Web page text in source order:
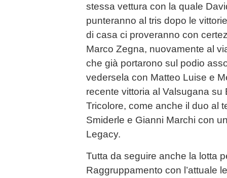
stessa vettura con la quale
punteranno al tris dopo le
di casa ci proveranno con
Marco Zegna, nuovamente al
che già portarono sul podio
vedersela con Matteo Luise e
recente vittoria al Valsugana
Tricolore, come anche il duo al
Smiderle e Gianni Marchi con
Legacy.
Tutta da seguire anche la lotta
Raggruppamento con l’attuale